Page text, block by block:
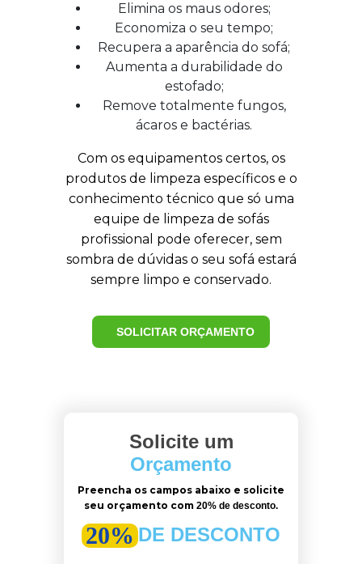
Elimina os maus odores;
Economiza o seu tempo;
Recupera a aparência do sofá;
Aumenta a durabilidade do
estofado;
Remove totalmente fungos,
ácaros e bactérias.
Com os equipamentos certos, os
produtos de limpeza específicos e o
conhecimento técnico que só uma
equipe de limpeza de sofás
profissional pode oferecer, sem
sombra de dúvidas o seu sofá estará
sempre limpo e conservado.
SOLICITAR ORÇAMENTO
Solicite um
Orçamento
Preencha os campos abaixo e solicite
seu orçamento com 20% de desconto.
20% DE DESCONTO